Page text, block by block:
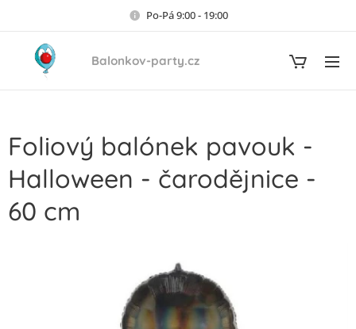
Po-Pá 9:00 - 19:00
Balonkov-party.cz
Foliový balónek pavouk -
Halloween - čarodějnice -
60 cm